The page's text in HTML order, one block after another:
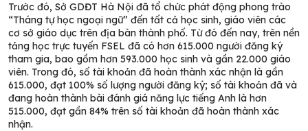
Trước đó, Sở GDĐT Hà Nội đã tổ chức phát động phong trào
“Tháng tự học ngoại ngữ” đến tất cả học sinh, giáo viên các
cơ sở giáo dục trên địa bàn thành phố. Từ đó đến nay, trên nền
tảng học trực tuyến FSEL đã có hơn 615.000 người đăng ký
tham gia, bao gồm hơn 593.000 học sinh và gần 22.000 giáo
viên. Trong đó, số tài khoản đã hoàn thành xác nhận là gần
615.000, đạt 100% số lượng người đăng ký; số tài khoản đã và
đang hoàn thành bài đánh giá năng lực tiếng Anh là hơn
515.000, đạt gần 84% trên số tài khoản đã hoàn thành xác
nhận.